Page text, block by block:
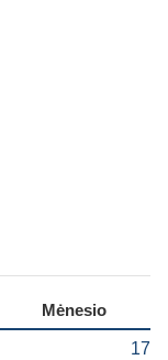
Mėnesio
17